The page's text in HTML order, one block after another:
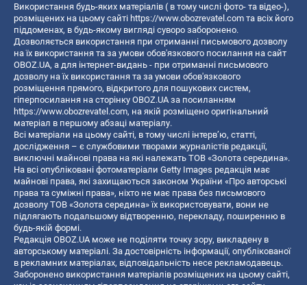
Використання будь-яких матеріалів ( в тому числі фото- та відео-),
розміщених на цьому сайті https://www.obozrevatel.com та всіх його
піддоменах, в будь-якому вигляді суворо заборонено.
Дозволяється використання при отриманні письмового дозволу
на їх використання та за умови обов'язкового посилання на сайт
OBOZ.UA, а для інтернет-видань - при отриманні письмового
дозволу на їх використання та за умови обов'язкового
розміщення прямого, відкритого для пошукових систем,
гіперпосилання на сторінку OBOZ.UA за посиланням
https://www.obozrevatel.com, на якій розміщено оригінальний
матеріал в першому абзаці матеріалу.
Всі матеріали на цьому сайті, в тому числі інтерв’ю, статті,
дослідження – є службовими творами журналістів редакції,
виключні майнові права на які належать ТОВ «Золота середина».
На всі опубліковані фотоматеріали Getty Images редакція має
майнові права, які захищаються законом України «Про авторські
права та суміжні права», ніхто не має права без письмового
дозволу ТОВ «Золота середина» їх використовувати, вони не
підлягають подальшому відтворенню, перекладу, поширенню в
будь-якій формі.
Редакція OBOZ.UA може не поділяти точку зору, викладену в
авторському матеріалі. За достовірність інформації, опублікованої
в рекламних матеріалах, відповідальність несе рекламодавець.
Заборонено використання матеріалів розміщених на цьому сайті,